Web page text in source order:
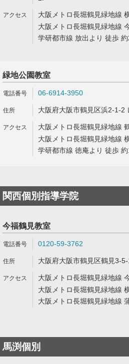
大阪メトロ長堀鶴見緑地線
大阪メトロ長堀鶴見緑地線
学研都市線 放出より 徒歩
緑地公園教室
06-6914-3950
大阪府大阪市鶴見区浜2-1-2
大阪メトロ長堀鶴見緑地線
大阪メトロ長堀鶴見緑地線
学研都市線 徳庵より 徒歩
関西個別指導学院
今福鶴見教室
0120-59-3762
大阪府大阪市鶴見区鶴見3-
大阪メトロ長堀鶴見緑地線
大阪メトロ長堀鶴見緑地線
大阪メトロ長堀鶴見緑地線
馬渕個別